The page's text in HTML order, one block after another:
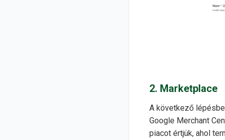
2. Marketplace
A következő
Google Merchant
piacot értjük, ahol